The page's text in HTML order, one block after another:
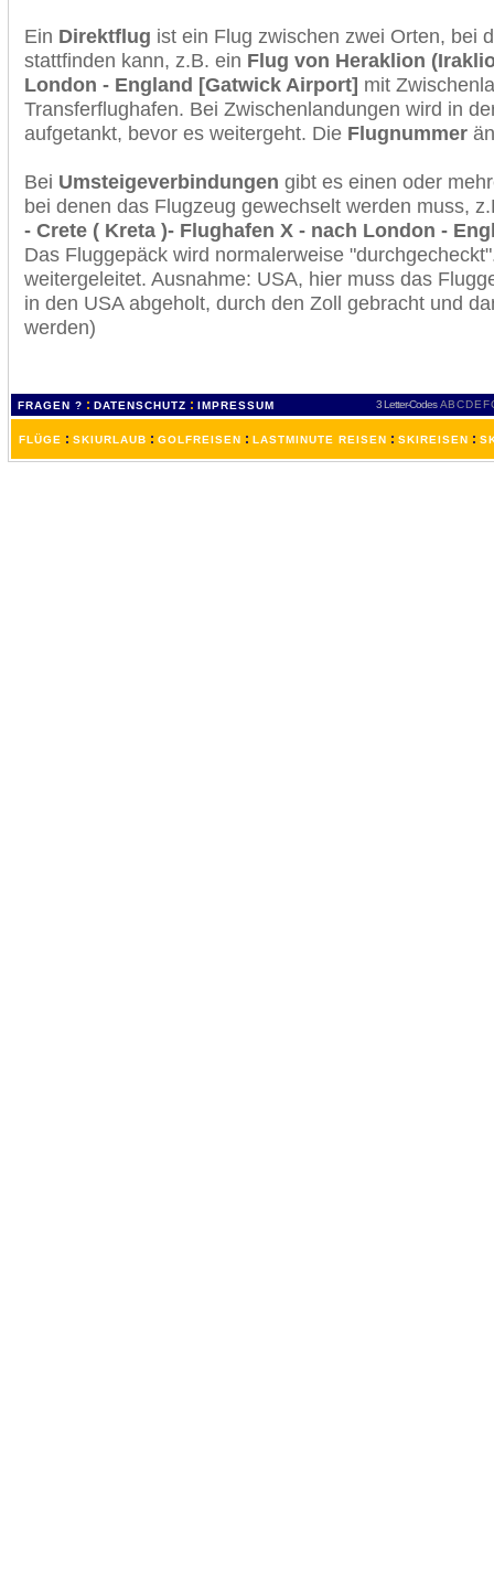
Ein Direktflug ist ein Flug zwischen zwei Orten, bei
stattfinden kann, z.B. ein Flug von Heraklion
London - England [Gatwick Airport] mit
Transferflughafen. Bei Zwischenlandungen wird in
aufgetankt, bevor es weitergeht. Die Flugnummer
Bei Umsteigeverbindungen gibt es einen oder
bei denen das Flugzeug gewechselt werden muss,
- Crete ( Kreta )- Flughafen X - nach London -
Das Fluggepäck wird normalerweise
weitergeleitet. Ausnahme: USA, hier muss das
in den USA abgeholt, durch den Zoll gebracht und
werden)
FRAGEN ? : DATENSCHUTZ : IMPRESSUM 3 Letter-Codes ABCDEF
FLÜGE : SKIURLAUB : GOLFREISEN : LASTMINUTE REISEN : SKIREISEN :